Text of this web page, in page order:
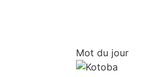
Mot du jour